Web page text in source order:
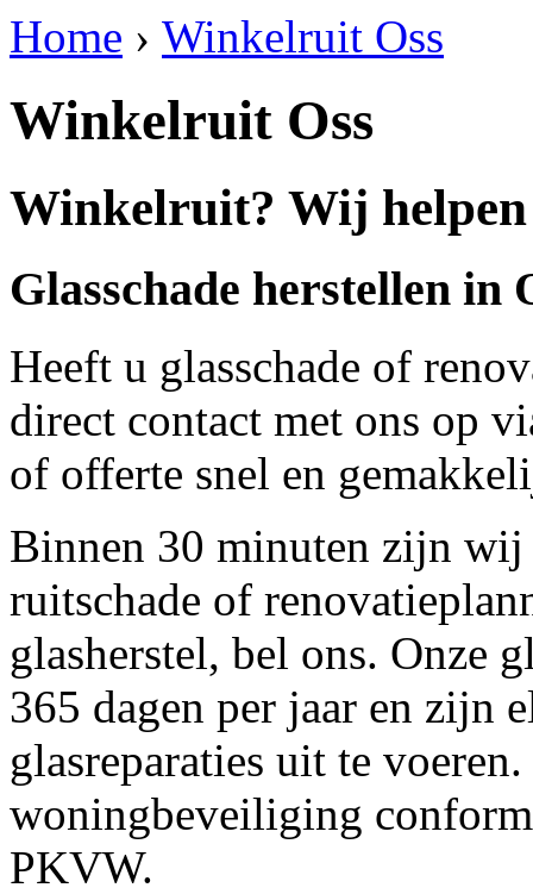
Home › Winkelruit Oss
Winkelruit Oss
Winkelruit? Wij helpen
Glasschade herstellen in
Heeft u glasschade of
direct contact met ons op
of offerte snel en
Binnen 30 minuten zijn wij
ruitschade of
glasherstel, bel ons. Onze
365 dagen per jaar en zijn
glasreparaties uit te
woningbeveiliging
PKVW.